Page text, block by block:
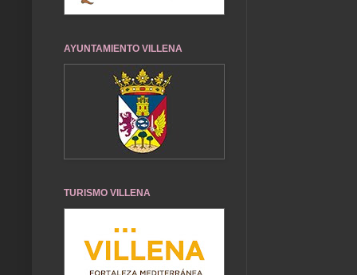
AYUNTAMIENTO VILLENA
TURISMO VILLENA